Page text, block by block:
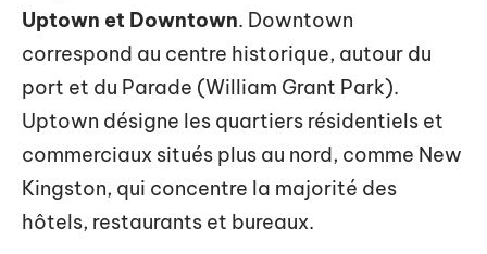
Uptown et Downtown. Downtown
correspond au centre historique, autour du
port et du Parade (William Grant Park).
Uptown désigne les quartiers résidentiels et
commerciaux situés plus au nord, comme New
Kingston, qui concentre la majorité des
hôtels, restaurants et bureaux.